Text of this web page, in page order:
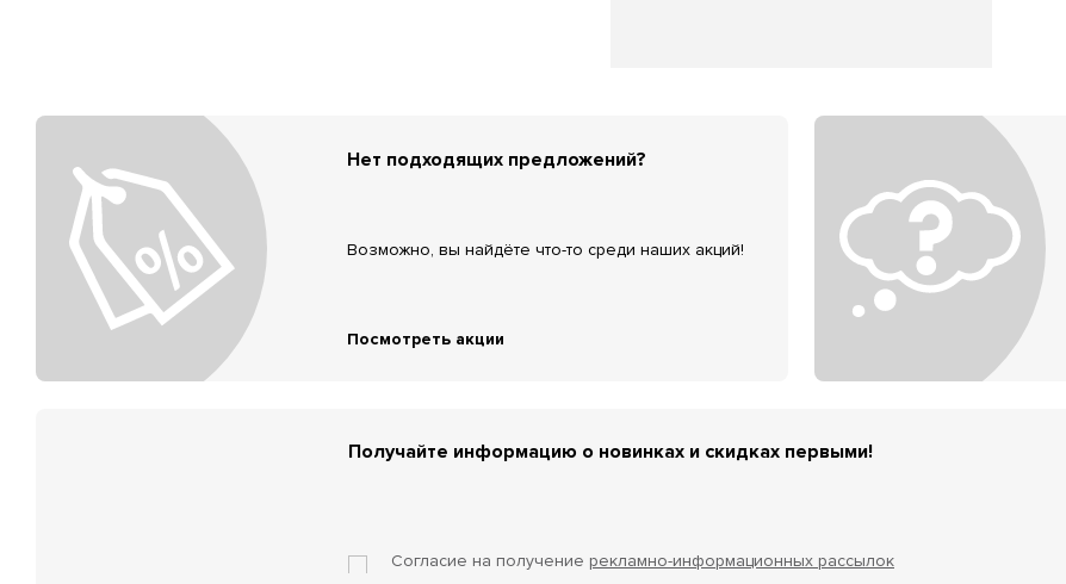
Нет подходящих предложений?
Возможно, вы найдёте что-то среди наших акций!
Посмотреть акции
Получайте информацию о новинках и скидках первыми!
Согласие на получение рекламно-информационных рассылок